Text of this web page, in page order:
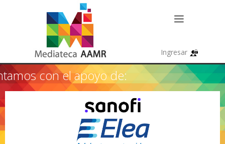
con el apoyo de: